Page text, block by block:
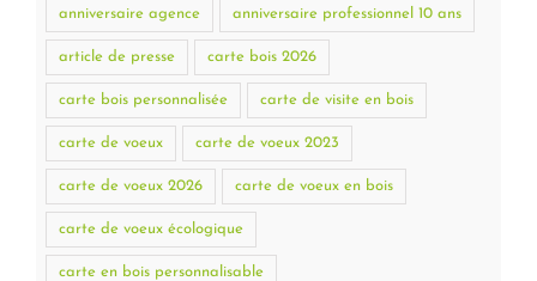
anniversaire agence anniversaire professionnel 10 ans
article de presse carte bois 2026
carte bois personnalisée carte de visite en bois
carte de voeux carte de voeux 2023
carte de voeux 2026 carte de voeux en bois
carte de voeux écologique
carte en bois personnalisable